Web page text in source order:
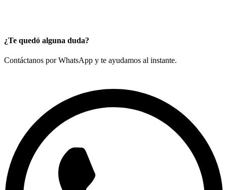
¿Te quedó alguna duda?
Contáctanos por WhatsApp y te ayudamos al instante.